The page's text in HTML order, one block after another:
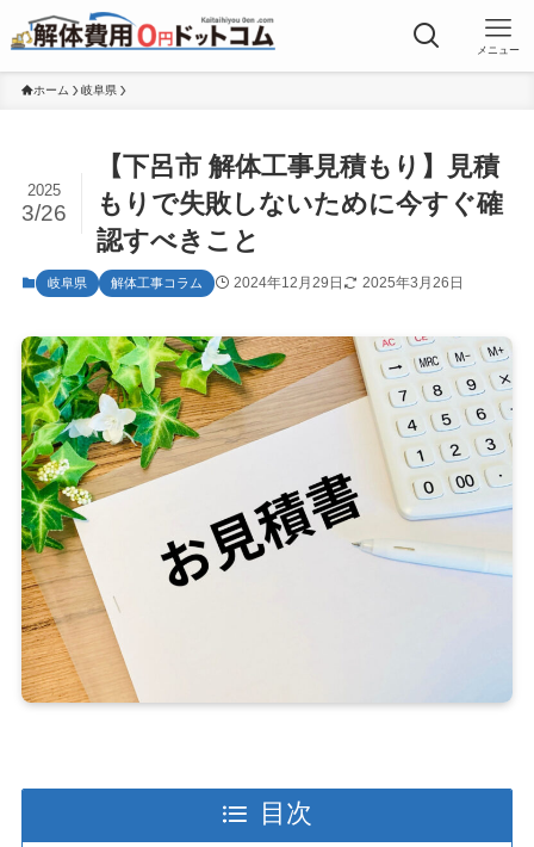
メニュー
ホーム 岐阜県
【下呂市 解体工事見積もり】見積
もりで失敗しないために今すぐ確
認すべきこと
2025
3/26
岐阜県 解体工事コラム 2024年12月29日 2025年3月26日
目次